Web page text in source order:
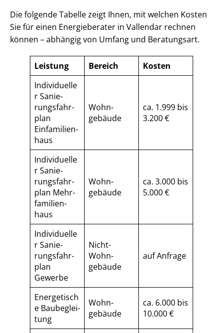
Die folgende Tabelle zeigt Ihnen, mit welchen Kosten
Sie für einen Energieberater in Vallendar rechnen
können – abhängig von Umfang und Beratungsart.
Leistung Bereich
Kosten
Individuelle
r Sa­nie­
rungs­fahr­
plan
Einfamilien­
haus
Wohn­
gebäude
ca. 1.999 bis
3.200 €
Individuelle
r Sa­nie­
rungs­fahr­
plan Mehr­
fa­mi­li­en­
haus
Wohn­
gebäude
ca. 3.000 bis
5.000 €
Individuelle
r Sa­nie­
rungs­fahr­
plan
Gewerbe
Nicht-
Wohn­
gebäude
auf Anfrage
Energetisch
e Baubeglei­
tung
Wohn­
gebäude
ca. 6.000 bis
10.000 €